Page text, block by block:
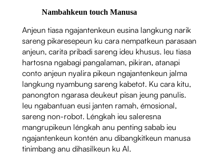
Nambahkeun touch Manusa
Anjeun tiasa ngajantenkeun eusina langkung narik
sareng pikaresepeun ku cara nempatkeun parasaan
anjeun, carita pribadi sareng ideu khusus. Ieu tiasa
hartosna ngabagi pangalaman, pikiran, atanapi
conto anjeun nyalira pikeun ngajantenkeun jalma
langkung nyambung sareng kabetot. Ku cara kitu,
panongton ngarasa deukeut pisan jeung panulis.
Ieu ngabantuan eusi janten ramah, émosional,
sareng non-robot. Léngkah ieu saleresna
mangrupikeun léngkah anu penting sabab ieu
ngajantenkeun kontén anu dibangkitkeun manusa
tinimbang anu dihasilkeun ku AI.